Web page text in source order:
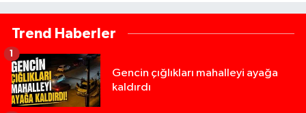
Trend Haberler
Gencin çığlıkları mahalleyi ayağa
kaldırdı
1